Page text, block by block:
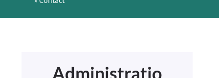
Administratio